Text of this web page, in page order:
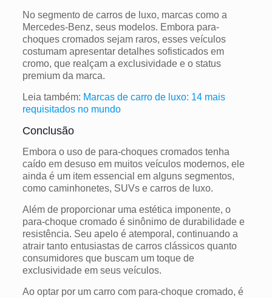
No segmento de carros de luxo, marcas como a
Mercedes-Benz, seus modelos. Embora para-
choques cromados sejam raros, esses veículos
costumam apresentar detalhes sofisticados em
cromo, que realçam a exclusividade e o status
premium da marca.
Leia também: Marcas de carro de luxo: 14 mais
requisitados no mundo
Conclusão
Embora o uso de para-choques cromados tenha
caído em desuso em muitos veículos modernos, ele
ainda é um item essencial em alguns segmentos,
como caminhonetes, SUVs e carros de luxo.
Além de proporcionar uma estética imponente, o
para-choque cromado é sinônimo de durabilidade e
resistência. Seu apelo é atemporal, continuando a
atrair tanto entusiastas de carros clássicos quanto
consumidores que buscam um toque de
exclusividade em seus veículos.
Ao optar por um carro com para-choque cromado, é